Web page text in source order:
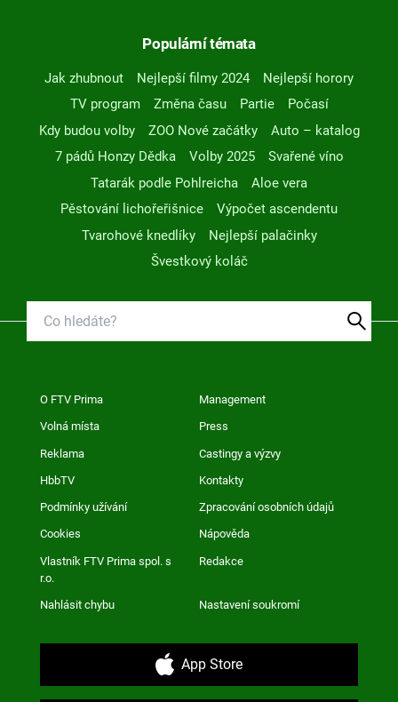
Populární témata
Jak zhubnout Nejlepší filmy 2024
Nejlepší horory
TV program
Změna času Partie
Počasí
Kdy budou volby
ZOO Nové začátky
Auto – katalog
7 pádů Honzy Dědka
Volby 2025
Svařené víno
Tatarák podle Pohlreicha
Aloe vera
Pěstování lichořeřišnice
Výpočet ascendentu
Tvarohové knedlíky
Nejlepší palačinky
Švestkový koláč
O FTV Prima Management
Volná místa Press
Reklama Castingy a výzvy
HbbTV Kontakty
Podmínky užívání Zpracování osobních údajů
Cookies Nápověda
Vlastník FTV Prima spol. s
r.o.
Redakce
Nahlásit chybu Nastavení soukromí
App Store